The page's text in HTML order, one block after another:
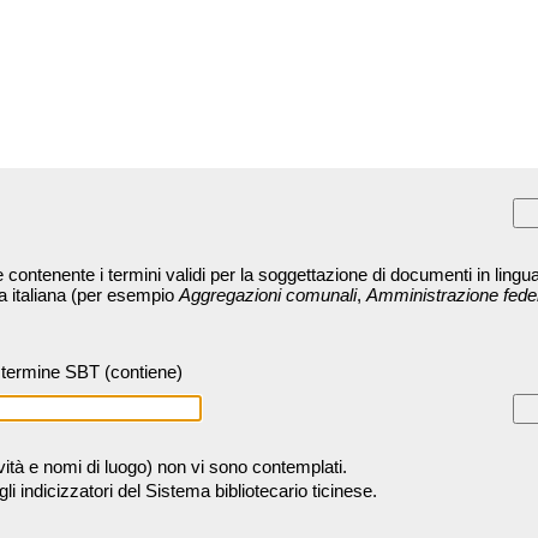
i termini validi per la soggettazione di documenti in
italiana (per esempio Aggregazioni comunali, Amministrazione
SBT (contiene)
e nomi di luogo) non vi sono contemplati.
indicizzatori del Sistema bibliotecario ticinese.